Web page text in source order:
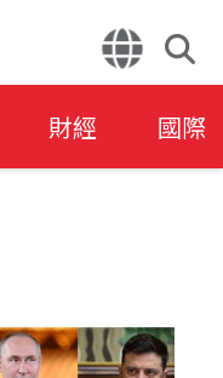
財經 國際